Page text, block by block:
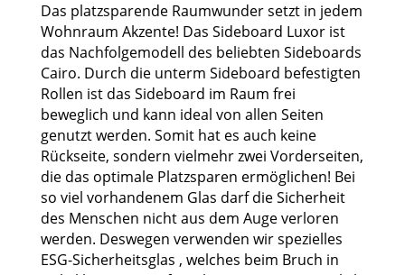
Das platzsparende Raumwunder setzt in jedem
Wohnraum Akzente! Das Sideboard Luxor ist
das Nachfolgemodell des beliebten Sideboards
Cairo. Durch die unterm Sideboard befestigten
Rollen ist das Sideboard im Raum frei
beweglich und kann ideal von allen Seiten
genutzt werden. Somit hat es auch keine
Rückseite, sondern vielmehr zwei Vorderseiten,
die das optimale Platzsparen ermöglichen! Bei
so viel vorhandenem Glas darf die Sicherheit
des Menschen nicht aus dem Auge verloren
werden. Deswegen verwenden wir spezielles
ESG-Sicherheitsglas , welches beim Bruch in